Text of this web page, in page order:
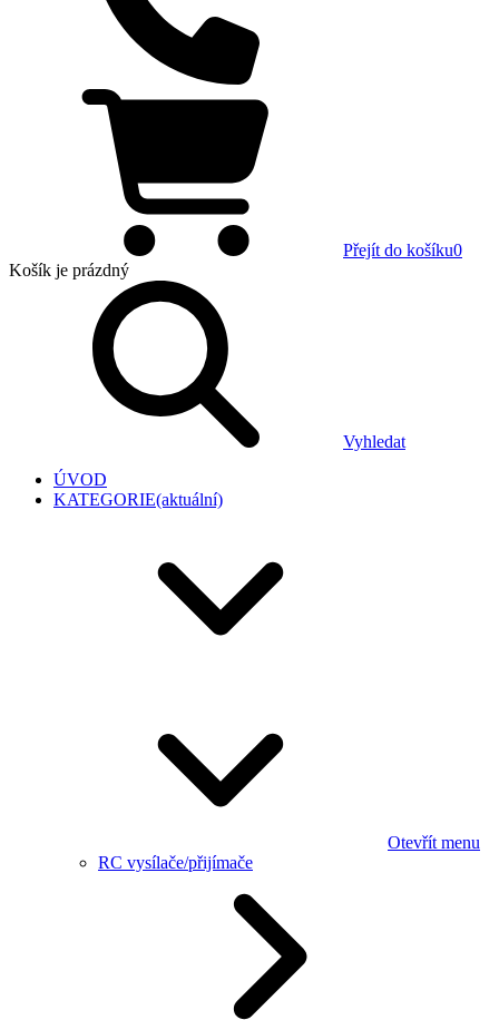
Přejít do košíku0
Košík je prázdný
Vyhledat
ÚVOD
KATEGORIE(aktuální)
Otevřít menu
RC vysílače/přijímače